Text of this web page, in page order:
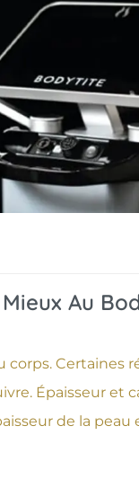
Au
corps. Certaines
Épaisseur et
de la